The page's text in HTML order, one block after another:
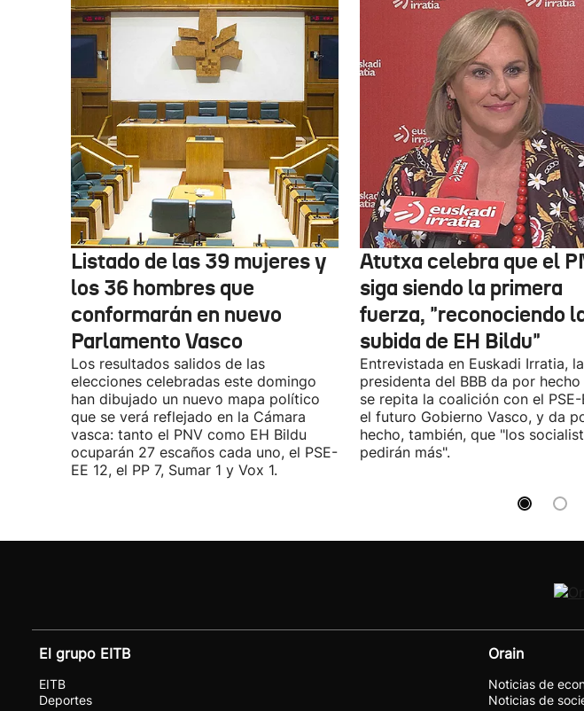
Listado de las 39 mujeres y
los 36 hombres que
conformarán en nuevo
Parlamento Vasco
Los resultados salidos de las
elecciones celebradas este domingo
han dibujado un nuevo mapa político
que se verá reflejado en la Cámara
vasca: tanto el PNV como EH Bildu
ocuparán 27 escaños cada uno, el PSE-
EE 12, el PP 7, Sumar 1 y Vox 1.
Atutxa celebra que el
siga siendo la primera
fuerza, "reconociendo
subida de EH Bildu"
Entrevistada en Euskadi Irratia, la
presidenta del BBB da por hecho
se repita la coalición con el PSE-
el futuro Gobierno Vasco, y da
hecho, también, que "los
pedirán más".
El grupo EITB
EITB
Deportes
Orain
Noticias de
Noticias de